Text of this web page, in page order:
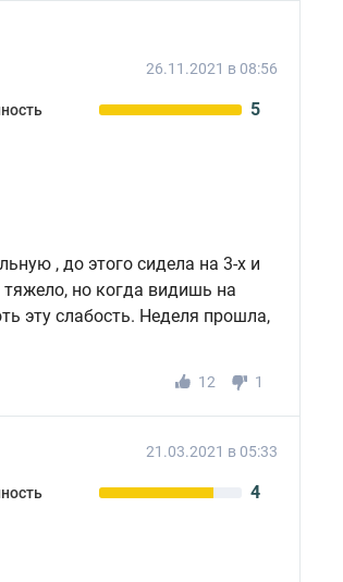
26.11.2021 в 08:56
5
, до этого сидела на 3-х и
но когда видишь на
эту слабость. Неделя прошла,
12 1
21.03.2021 в 05:33
4